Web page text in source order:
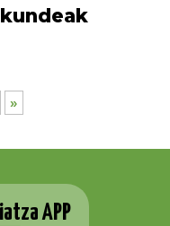
»
APP